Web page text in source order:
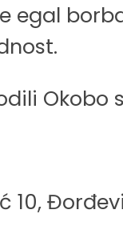
egal
Okobo
10,